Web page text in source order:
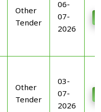
Other
Tender
06-
07-
2026
Other
Tender
03-
07-
2026